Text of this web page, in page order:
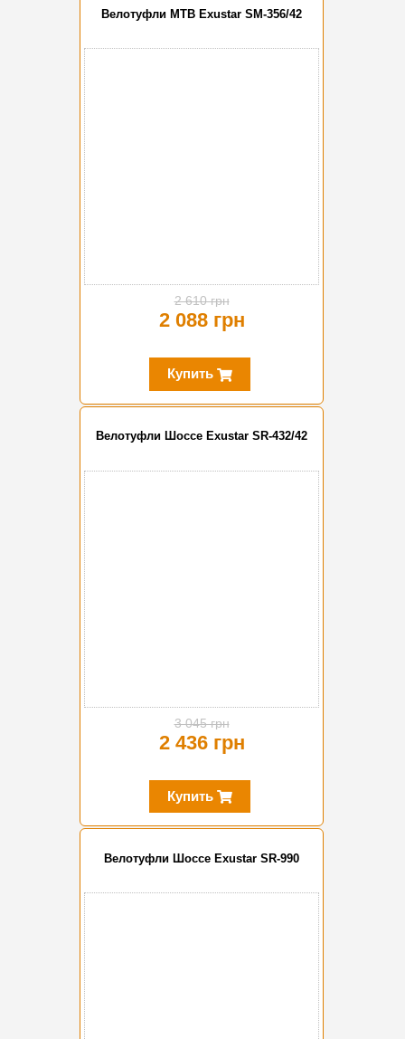
Велотуфли MTB Exustar SM-356/42
2 610 грн
2 088 грн
Купить
Велотуфли Шоссе Exustar SR-432/42
3 045 грн
2 436 грн
Купить
Велотуфли Шоссе Exustar SR-990